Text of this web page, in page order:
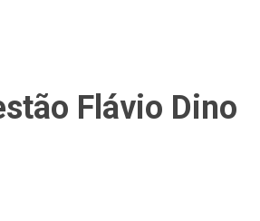
Flávio Dino